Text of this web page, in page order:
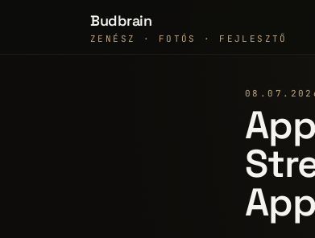
Budbrain
ZENÉSZ · FOTÓS · FEJLESZTŐ